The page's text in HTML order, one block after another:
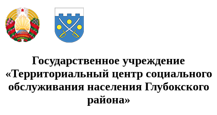
Государственное учреждение
«Территориальный центр социального
обслуживания населения Глубокского
района»